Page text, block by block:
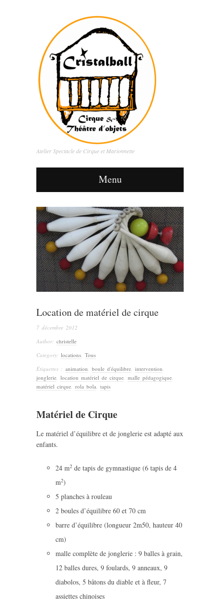
Atelier Spectacle de Cirque et Marionnette
Menu
Location de matériel de cirque
7 décembre 2012
Author: christelle
Category: locations Tous
Étiquettes : animation boule d'équilibre intervention
jonglerie location matériel de cirque malle pédagogique
matériel cirque rola bola tapis
Matériel de Cirque
Le matériel d’équilibre et de jonglerie est adapté aux
enfants.
24 m2 de tapis de gymnastique (6 tapis de 4
m2)
5 planches à rouleau
2 boules d’équilibre 60 et 70 cm
barre d’équilibre (longueur 2m50, hauteur 40
cm)
malle complète de jonglerie : 9 balles à grain,
12 balles dures, 9 foulards, 9 anneaux, 9
diabolos, 5 bâtons du diable et à fleur, 7
assiettes chinoises